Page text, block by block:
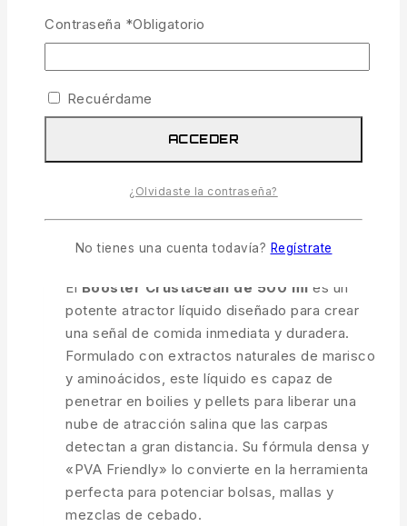
COMPARAR VISTA RÁPIDA
Booster Crustacean 500 Ml
9.99€ IVA incl.
1 disponibles
El Booster Crustacean de 500 ml es un
potente atractor líquido diseñado para crear
una señal de comida inmediata y duradera.
Formulado con extractos naturales de marisco
y aminoácidos, este líquido es capaz de
penetrar en boilies y pellets para liberar una
nube de atracción salina que las carpas
detectan a gran distancia. Su fórmula densa y
«PVA Friendly» lo convierte en la herramienta
perfecta para potenciar bolsas, mallas y
mezclas de cebado.
Contraseña *Obligatorio
Recuérdame
ACCEDER
¿Olvidaste la contraseña?
No tienes una cuenta todavía? Regístrate